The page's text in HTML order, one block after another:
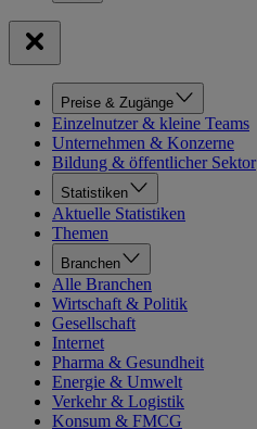
Preise & Zugänge
Einzelnutzer & kleine Teams
Unternehmen & Konzerne
Bildung & öffentlicher Sektor
Statistiken
Aktuelle Statistiken
Themen
Branchen
Alle Branchen
Wirtschaft & Politik
Gesellschaft
Internet
Pharma & Gesundheit
Energie & Umwelt
Verkehr & Logistik
Konsum & FMCG